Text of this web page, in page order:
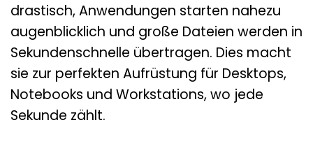
drastisch, Anwendungen starten nahezu
augenblicklich und große Dateien werden in
Sekundenschnelle übertragen. Dies macht
sie zur perfekten Aufrüstung für Desktops,
Notebooks und Workstations, wo jede
Sekunde zählt.